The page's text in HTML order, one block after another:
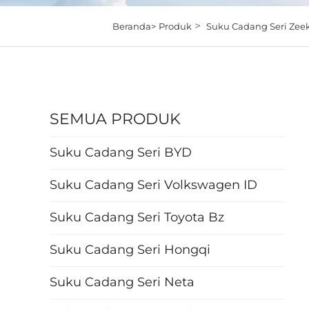
Beranda> Produk > Suku Cadang Seri
SEMUA PRODUK
Suku Cadang Seri BYD
Suku Cadang Seri Volkswagen ID
Suku Cadang Seri Toyota Bz
Suku Cadang Seri Hongqi
Suku Cadang Seri Neta